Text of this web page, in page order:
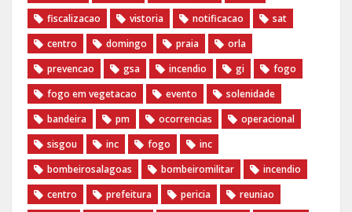
fiscalizacao
vistoria notificacao
sat
centro
domingo praia
orla
prevencao
gsa incendio gi
fogo
fogo em vegetacao
evento
solenidade
bandeira
pm ocorrencias
operacional
sisgou
inc fogo
inc
bombeirosalagoas
bombeiromilitar
incendio
centro
prefeitura pericia
reuniao